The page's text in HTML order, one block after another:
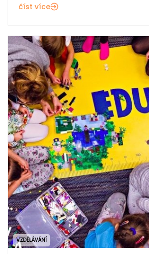
číst více
VZDĚLÁVÁNÍ